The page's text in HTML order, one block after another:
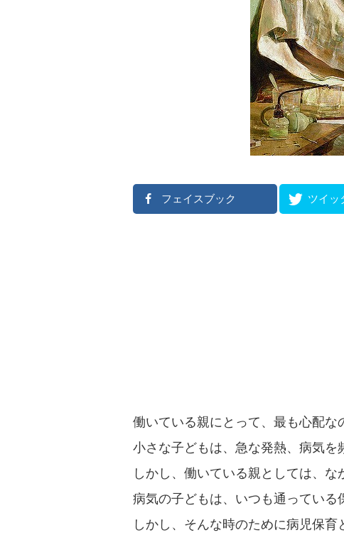
フェイスブック ツイッ
働いている親にとって、最も心配な
小さな子どもは、急な発熱、病気を
しかし、働いている親としては、
病気の子どもは、いつも通っている
しかし、そんな時のために病児保育